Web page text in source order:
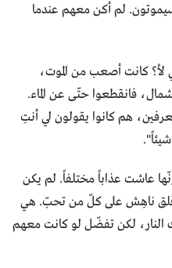
لم أكن معهم عندما
لأ؟ كانت أصعب من الموت،
فانقطعوا حتّى عن الماء.
هم كانوا يقولون لي أنتِ
عاشت عذاباً مختلفاً. لم يكن
قلق ناهِش على كلّ من تحبّ. هي
لكن تفضّل لو كانت معهم